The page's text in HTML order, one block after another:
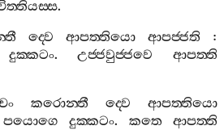
.
ද‍්වෙ ආපත‍්තියො ආපජ‍්ජති :
දුක‍්කටං.උජ‍්ජවුජ‍්ජවෙ
ආපත‍්ති
කරොන‍්තී ද‍්වෙ
ආපත‍්තියො
පයොගෙ දුක‍්කටං. කතෙ
ආපත‍්ති